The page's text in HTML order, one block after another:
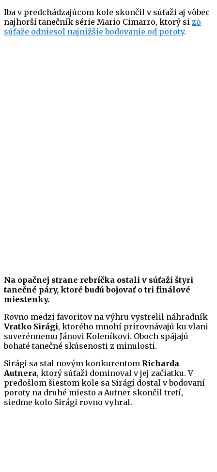
Iba v predchádzajúcom kole skončil v súťaži aj vôbec
najhorší tanečník série Mario Cimarro, ktorý si zo
súťaže odniesol najnižšie bodovanie od poroty.
Na opačnej strane rebríčka ostali v súťaži štyri
tanečné páry, ktoré budú bojovať o tri finálové
miestenky.
Rovno medzi favoritov na výhru vystrelil náhradník
Vratko Sirági, ktorého mnohí prirovnávajú ku vlani
suverénnemu Jánovi Koleníkovi. Oboch spájajú
bohaté tanečné skúsenosti z minulosti.
Sirági sa stal novým konkurentom Richarda
Autnera, ktorý súťaži dominoval v jej začiatku. V
predošlom šiestom kole sa Sirági dostal v bodovaní
poroty na druhé miesto a Autner skončil tretí,
siedme kolo Sirági rovno vyhral.